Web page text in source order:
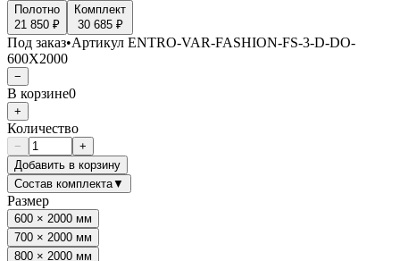
Полотно
21 850 ₽
Комплект
30 685 ₽
Под заказ•Артикул ENTRO-VAR-FASHION-FS-3-D-DO-
600X2000
−
В корзине0
+
Количество
−
+
Добавить в корзину
Состав комплекта▼
Размер
600 × 2000 мм
700 × 2000 мм
800 × 2000 мм